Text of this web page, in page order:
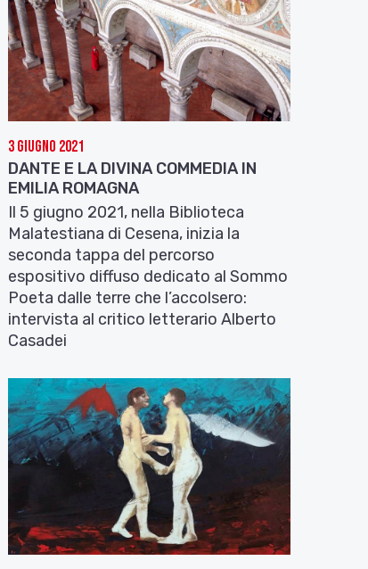
3 Giugno 2021
DANTE E LA DIVINA COMMEDIA IN
EMILIA ROMAGNA
Il 5 giugno 2021, nella Biblioteca
Malatestiana di Cesena, inizia la
seconda tappa del percorso
espositivo diffuso dedicato al Sommo
Poeta dalle terre che l’accolsero:
intervista al critico letterario Alberto
Casadei